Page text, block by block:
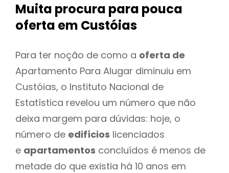
Muita procura para pouca
oferta em Custóias
Para ter noção de como a oferta de
Apartamento Para Alugar diminuiu em
Custóias, o Instituto Nacional de
Estatística revelou um número que não
deixa margem para dúvidas: hoje, o
número de edifícios licenciados
e apartamentos concluídos é menos de
metade do que existia há 10 anos em